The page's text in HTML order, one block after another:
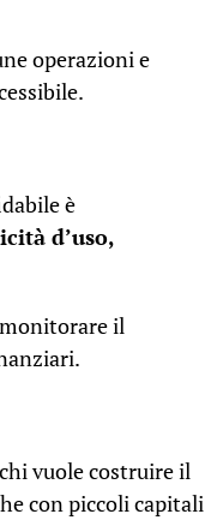
operazioni e
è
d’uso,
il
vuole costruire il
con piccoli capitali